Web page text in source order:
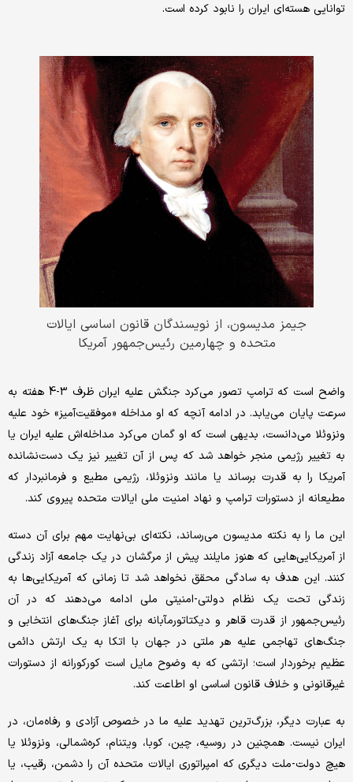
توانایی هسته‌ای ایران را نابود کرده است.
جیمز مدیسون، از نویسندگان قانون اساسی ایالات
متحده و چهارمین رئیس‌جمهور آمریکا
واضح است که ترامپ تصور می‌کرد جنگش علیه ایران ظرف 3-4 هفته به
سرعت پایان می‌یابد. در ادامه آنچه که او مداخله «موفقیت‌آمیز» خود علیه
ونزوئلا می‌دانست، بدیهی است که او گمان می‌کرد مداخله‌اش علیه ایران یا
به تغییر رژیمی منجر خواهد شد که پس از آن تغییر نیز یک دست‌نشانده
آمریکا را به قدرت برساند یا مانند ونزوئلا، رژیمی مطیع و فرمانبردار که
مطیعانه از دستورات ترامپ و نهاد امنیت ملی ایالات متحده پیروی کند.
این ما را به نکته مدیسون می‌رساند، نکته‌ای بی‌نهایت مهم برای آن دسته
از آمریکایی‌هایی که هنوز مایلند پیش از مرگشان در یک جامعه آزاد زندگی
کنند. این هدف به سادگی محقق نخواهد شد تا زمانی که آمریکایی‌ها به
زندگی تحت یک نظام دولتی-امنیتی ملی ادامه می‌دهند که در آن
رئیس‌جمهور از قدرت قاهر و دیکتاتورمآبانه برای آغاز جنگ‌های انتخابی و
جنگ‌های تهاجمی علیه هر ملتی در جهان با اتکا به یک ارتش دائمی
عظیم برخوردار است؛ ارتشی که به وضوح مایل است کورکورانه از دستورات
غیرقانونی و خلاف قانون اساسی او اطاعت کند.
به عبارت دیگر، بزرگ‌ترین تهدید علیه ما در خصوص آزادی و رفاه‌مان، در
ایران نیست. همچنین در روسیه، چین، کوبا، ویتنام، کره‌شمالی، ونزوئلا یا
هیچ دولت-ملت دیگری که امپراتوری ایالات متحده آن را دشمن، رقیب، یا